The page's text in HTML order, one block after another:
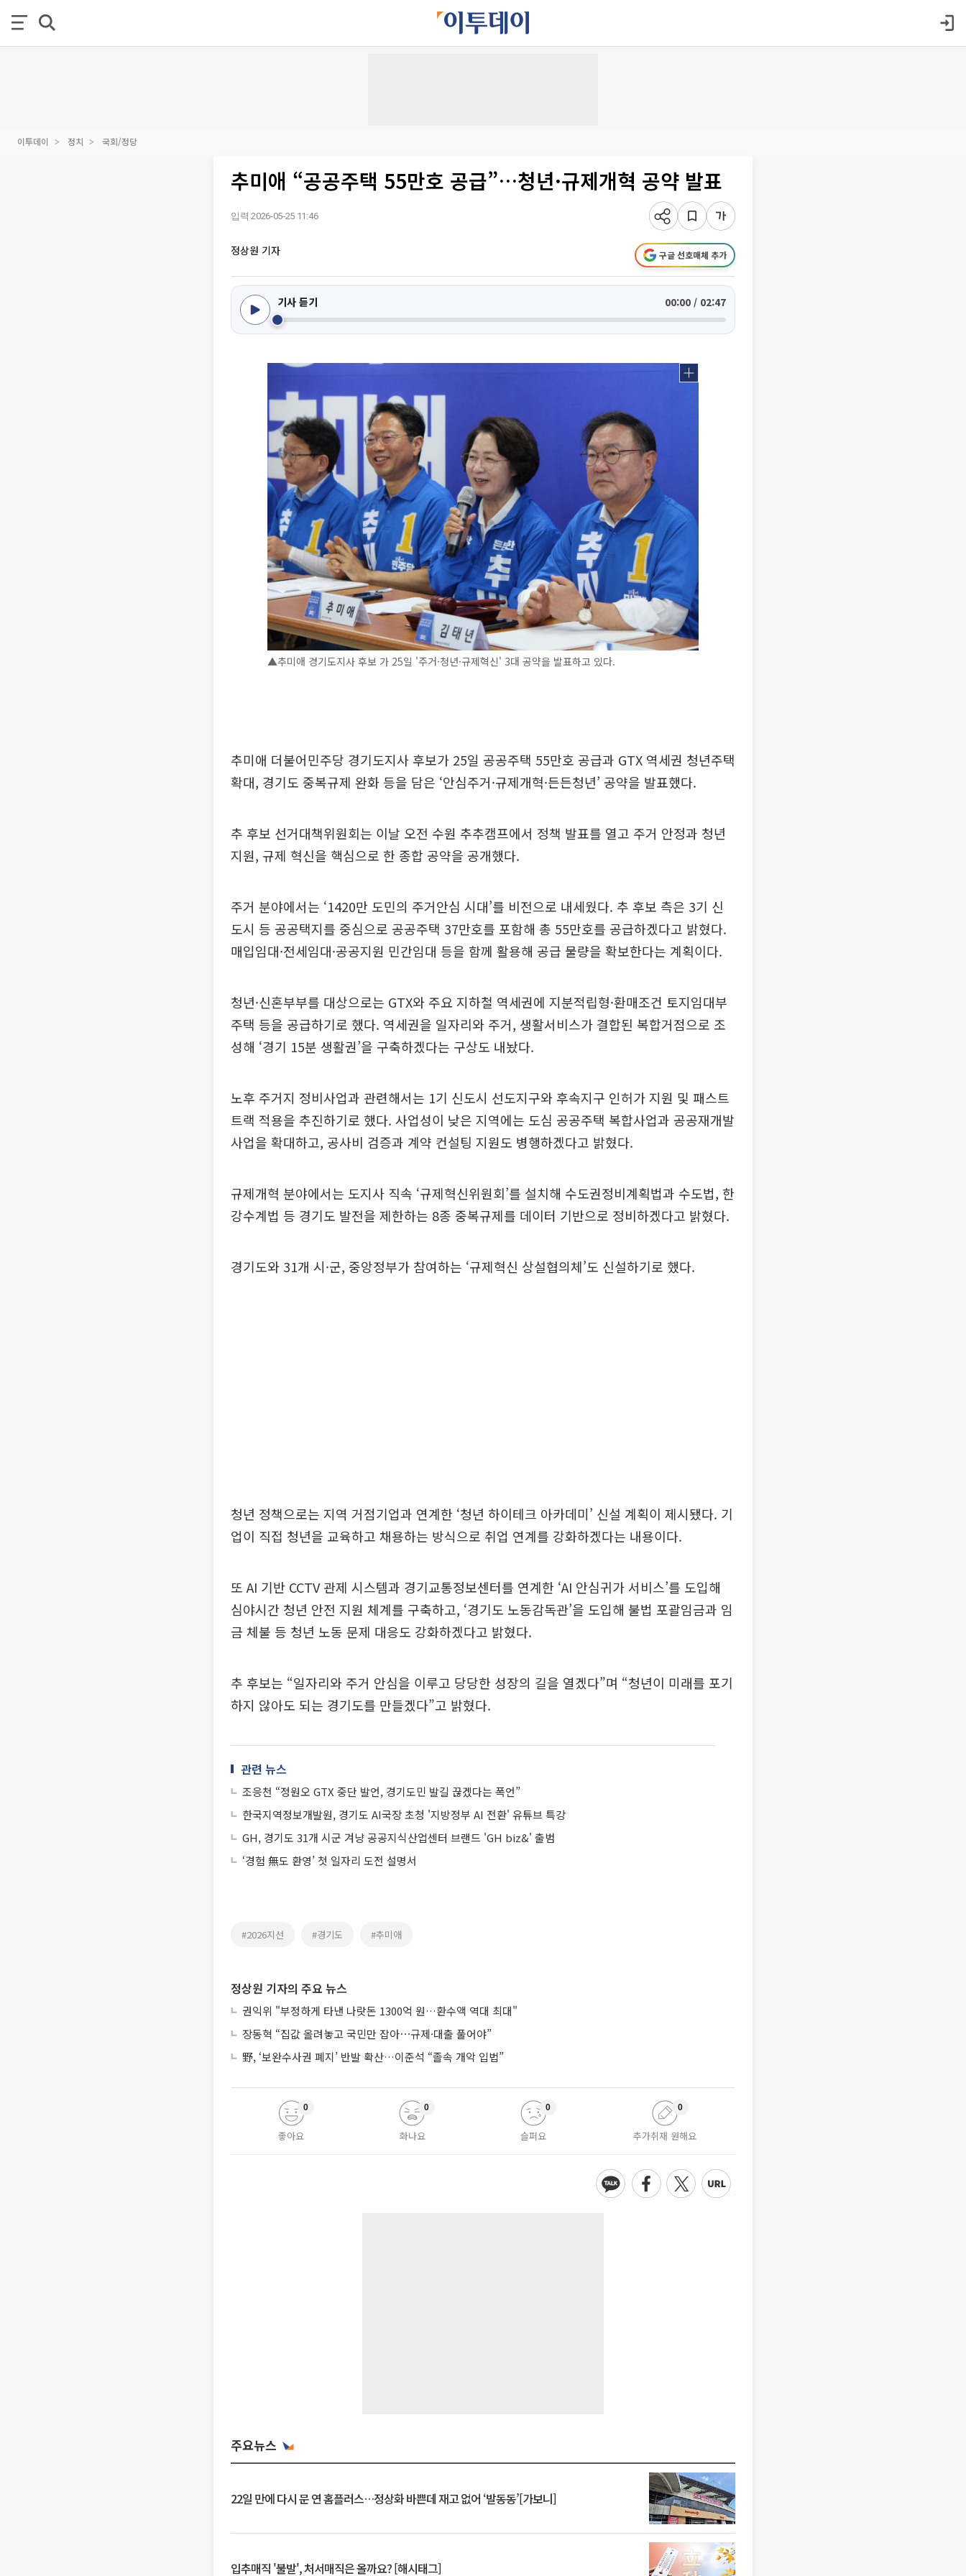
이투데이 정치 국회/정당
추미애 “공공주택 55만호 공급”…청년·규제개혁 공약 발표
입력 2026-05-25 11:46
정상원 기자 구글 선호매체 추가
기사 듣기 00:00 / 02:47
▲추미애 경기도지사 후보 가 25일 '주거·청년·규제혁신' 3대 공약을 발표하고 있다.
추미애 더불어민주당 경기도지사 후보가 25일 공공주택 55만호 공급과 GTX 역세권 청년주택
확대, 경기도 중복규제 완화 등을 담은 ‘안심주거·규제개혁·든든청년’ 공약을 발표했다.
추 후보 선거대책위원회는 이날 오전 수원 추추캠프에서 정책 발표를 열고 주거 안정과 청년
지원, 규제 혁신을 핵심으로 한 종합 공약을 공개했다.
주거 분야에서는 ‘1420만 도민의 주거안심 시대’를 비전으로 내세웠다. 추 후보 측은 3기 신
도시 등 공공택지를 중심으로 공공주택 37만호를 포함해 총 55만호를 공급하겠다고 밝혔다.
매입임대·전세임대·공공지원 민간임대 등을 함께 활용해 공급 물량을 확보한다는 계획이다.
청년·신혼부부를 대상으로는 GTX와 주요 지하철 역세권에 지분적립형·환매조건 토지임대부
주택 등을 공급하기로 했다. 역세권을 일자리와 주거, 생활서비스가 결합된 복합거점으로 조
성해 ‘경기 15분 생활권’을 구축하겠다는 구상도 내놨다.
노후 주거지 정비사업과 관련해서는 1기 신도시 선도지구와 후속지구 인허가 지원 및 패스트
트랙 적용을 추진하기로 했다. 사업성이 낮은 지역에는 도심 공공주택 복합사업과 공공재개발
사업을 확대하고, 공사비 검증과 계약 컨설팅 지원도 병행하겠다고 밝혔다.
규제개혁 분야에서는 도지사 직속 ‘규제혁신위원회’를 설치해 수도권정비계획법과 수도법, 한
강수계법 등 경기도 발전을 제한하는 8종 중복규제를 데이터 기반으로 정비하겠다고 밝혔다.
경기도와 31개 시·군, 중앙정부가 참여하는 ‘규제혁신 상설협의체’도 신설하기로 했다.
청년 정책으로는 지역 거점기업과 연계한 ‘청년 하이테크 아카데미’ 신설 계획이 제시됐다. 기
업이 직접 청년을 교육하고 채용하는 방식으로 취업 연계를 강화하겠다는 내용이다.
또 AI 기반 CCTV 관제 시스템과 경기교통정보센터를 연계한 ‘AI 안심귀가 서비스’를 도입해
심야시간 청년 안전 지원 체계를 구축하고, ‘경기도 노동감독관’을 도입해 불법 포괄임금과 임
금 체불 등 청년 노동 문제 대응도 강화하겠다고 밝혔다.
추 후보는 “일자리와 주거 안심을 이루고 당당한 성장의 길을 열겠다”며 “청년이 미래를 포기
하지 않아도 되는 경기도를 만들겠다”고 밝혔다.
관련 뉴스
조응천 “정원오 GTX 중단 발언, 경기도민 발길 끊겠다는 폭언”
한국지역정보개발원, 경기도 AI국장 초청 '지방정부 AI 전환' 유튜브 특강
GH, 경기도 31개 시군 겨냥 공공지식산업센터 브랜드 'GH biz&' 출범
‘경험 無도 환영’ 첫 일자리 도전 설명서
#2026지선 #경기도 #추미애
정상원 기자의 주요 뉴스
권익위 "부정하게 타낸 나랏돈 1300억 원…환수액 역대 최대"
장동혁 “집값 올려놓고 국민만 잡아⋯규제·대출 풀어야”
野, ‘보완수사권 폐지’ 반발 확산…이준석 “졸속 개악 입법”
좋아요
0
화나요
0
슬퍼요
0
추가취재 원해요
0
주요뉴스
22일 만에 다시 문 연 홈플러스…정상화 바쁜데 재고 없어 ‘발동동’[가보니]
입추매직 '불발', 처서매직은 올까요? [해시태그]